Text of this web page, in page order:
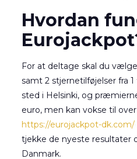
Hvordan
For at deltage skal du
samt 2 stjernetilføjelser fra
sted i Helsinki, og
euro, men kan vokse til
https://eurojackpot-dk.com/
tjekke de nyeste resultater
Danmark.